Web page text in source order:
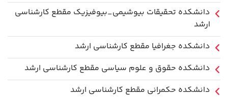
دانشکده تحقیقات بیوشیمی_بیوفیزیک مقطع کارشناسی
ارشد
دانشکده جغرافیا مقطع کارشناسی ارشد
دانشکده حقوق و علوم سیاسی مقطع کارشناسی ارشد
دانشکده حکمرانی مقطع کارشناسی ارشد